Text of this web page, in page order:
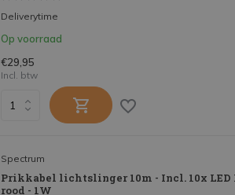
Deliverytime
Op voorraad
€29,95
Incl. btw
Spectrum
Prikkabel lichtslinger 10m - Incl. 10x LED
rood - 1W